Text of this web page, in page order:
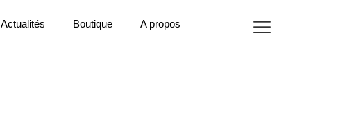
Actualités Boutique A propos